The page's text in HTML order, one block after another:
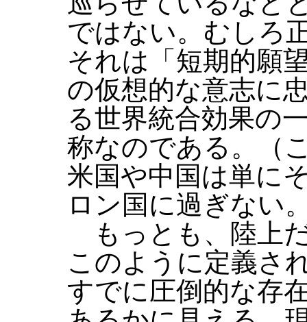
ではない。むしろ
それは「短期的願
の仮想的な意志に
る世界統合効果の
称なのである。（
米国や中国は単に
ロン国に過ぎない
もっとも、陸上
このように定義さ
すでに圧倒的な存